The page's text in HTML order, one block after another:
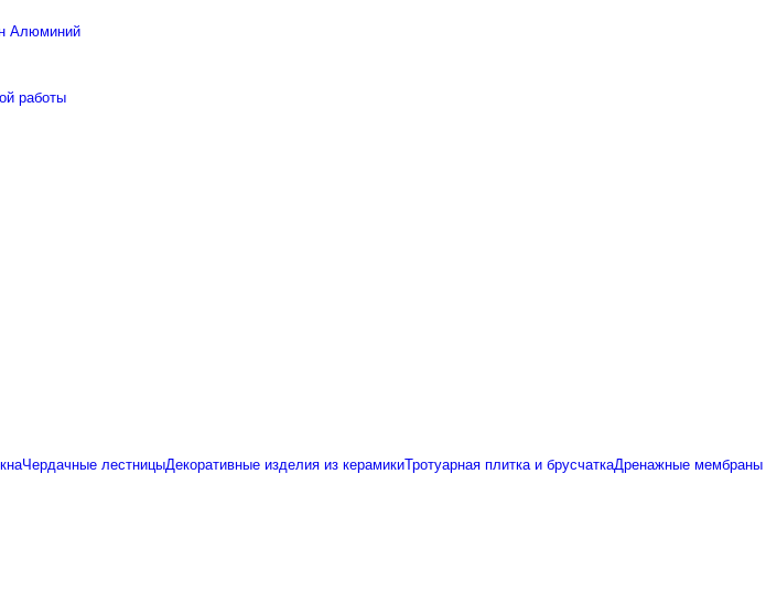
Алюминий
работы
Чердачные лестницыДекоративные изделия из керамикиТротуарная плитка и брусчаткаДренажные мембраны